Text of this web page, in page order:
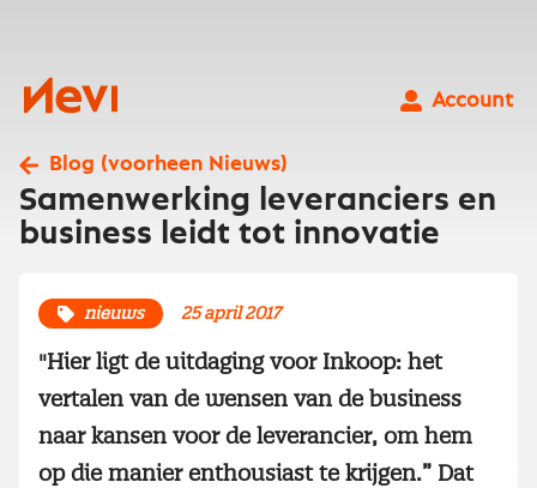
Nevi
Account
Blog (voorheen Nieuws)
Samenwerking leveranciers en
business leidt tot innovatie
nieuws 25 april 2017
"Hier ligt de uitdaging voor Inkoop: het
vertalen van de wensen van de business
naar kansen voor de leverancier, om hem
op die manier enthousiast te krijgen.” Dat